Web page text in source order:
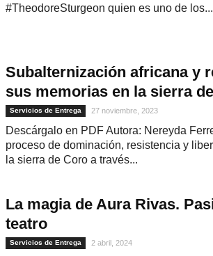
#TheodoreSturgeon quien es uno de los...
Subalternización africana y
sus memorias en la sierra
Servicios de Entrega 27 noviembre, 2023
Descárgalo en PDF Autora: Nereyda
proceso de dominación, resistencia y
la sierra de Coro a través...
La magia de Aura Rivas.
teatro
Servicios de Entrega 2 abril, 2024